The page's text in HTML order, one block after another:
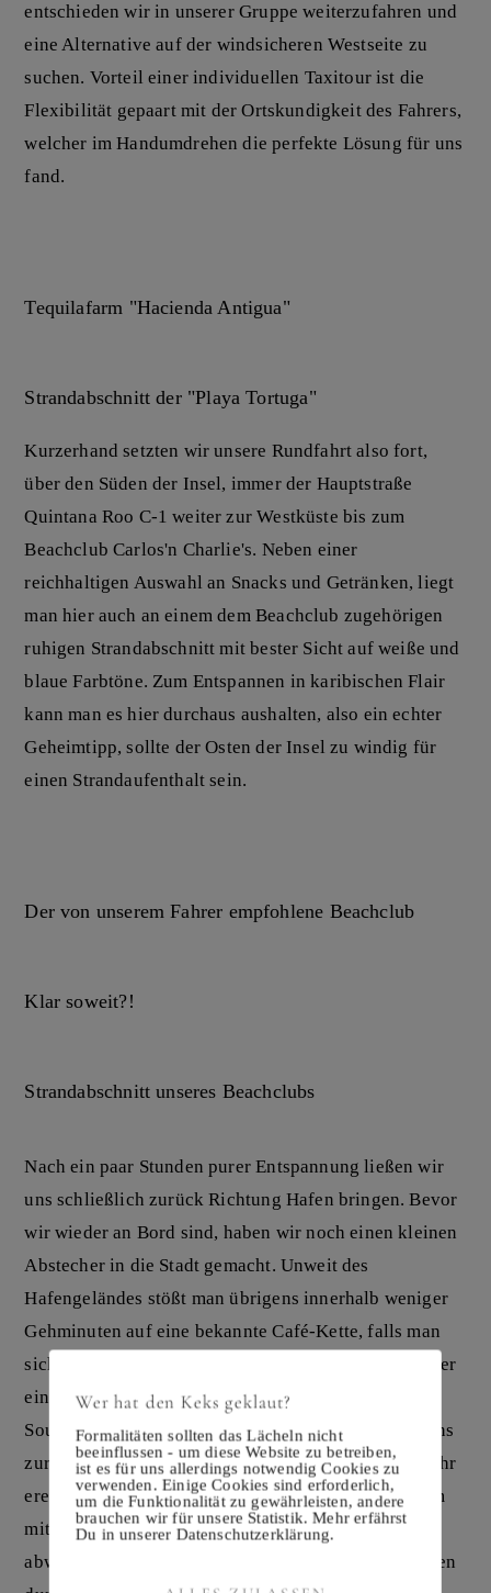
entschieden wir in unserer Gruppe weiterzufahren und
eine Alternative auf der windsicheren Westseite zu
suchen. Vorteil einer individuellen Taxitour ist die
Flexibilität gepaart mit der Ortskundigkeit des Fahrers,
welcher im Handumdrehen die perfekte Lösung für uns
fand.
Tequilafarm "Hacienda Antigua"
Strandabschnitt der "Playa Tortuga"
Kurzerhand setzten wir unsere Rundfahrt also fort,
über den Süden der Insel, immer der Hauptstraße
Quintana Roo C-1 weiter zur Westküste bis zum
Beachclub Carlos'n Charlie's. Neben einer
reichhaltigen Auswahl an Snacks und Getränken, liegt
man hier auch an einem dem Beachclub zugehörigen
ruhigen Strandabschnitt mit bester Sicht auf weiße und
blaue Farbtöne. Zum Entspannen in karibischen Flair
kann man es hier durchaus aushalten, also ein echter
Geheimtipp, sollte der Osten der Insel zu windig für
einen Strandaufenthalt sein.
Der von unserem Fahrer empfohlene Beachclub
Klar soweit?!
Strandabschnitt unseres Beachclubs
Nach ein paar Stunden purer Entspannung ließen wir
uns schließlich zurück Richtung Hafen bringen. Bevor
wir wieder an Bord sind, haben wir noch einen kleinen
Abstecher in die Stadt gemacht. Unweit des
Hafengeländes stößt man übrigens innerhalb weniger
Gehminuten auf eine bekannte Café-Kette, falls man
sich als Sammler noch eines der bekannten Shirts oder
ein sonstiges Mitbringsel sichern möchte. Als dieser
Souvenir-Auftrag letztendlich erledigt war, zog es uns
zurück zum Schiff und wir freuten uns über einen sehr
ereignisreichen und schönen Tag den wir gemeinsam
mit netten neuen Bekanntschaften auf der
abwechslungsreichen mexikanischen Insel verbringen
Wer hat den Keks geklaut?
Formalitäten sollten das Lächeln nicht
beeinflussen - um diese Website zu betreiben,
ist es für uns allerdings notwendig Cookies zu
verwenden. Einige Cookies sind erforderlich,
um die Funktionalität zu gewährleisten, andere
brauchen wir für unsere Statistik. Mehr erfährst
Du in unserer Datenschutzerklärung.